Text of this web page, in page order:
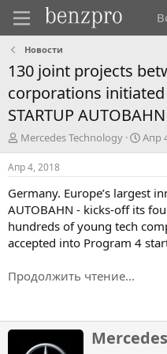
Новости
130 joint projects
corporations
STARTUP
А
в
т
о
р
т
е
ы
Mercedes Technology
Д
а
а
н
а
ч
л
Апр
Апр 4, 2018
Germany. Europe’s largest
AUTOBAHN - kicks-off its
hundreds of young tech
accepted into Program 4
Продолжить чтение...
Н
а